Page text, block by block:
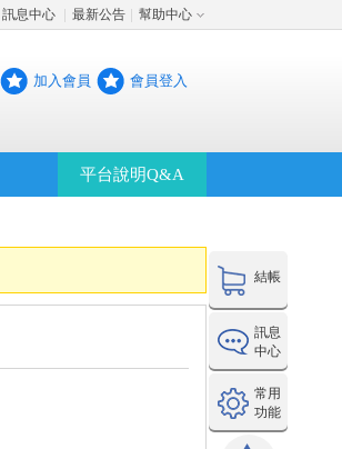
訊息中心 最新公告 幫助中心
加入會員 會員登入
平台說明Q&A
結帳
訊息
中心
常用
功能